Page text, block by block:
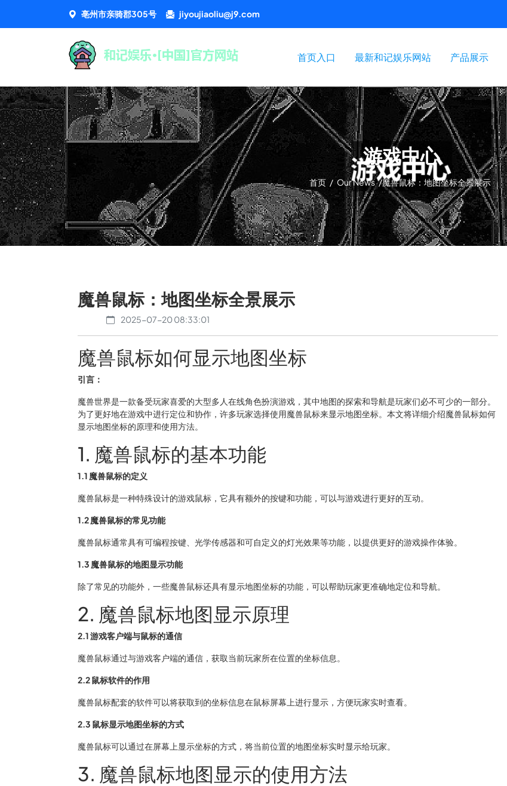
亳州市亲骑郡305号 jiyoujiaoliu@j9.com
首页入口 最新和记娱乐网站 产品展示
游戏中心
首页 / Our News /魔兽鼠标：地图坐标全景展示
魔兽鼠标：地图坐标全景展示
2025-07-20 08:33:01
魔兽鼠标如何显示地图坐标
引言：
魔兽世界是一款备受玩家喜爱的大型多人在线角色扮演游戏，其中地图的探索和导航是玩家们必不可少的一部分。
为了更好地在游戏中进行定位和协作，许多玩家选择使用魔兽鼠标来显示地图坐标。本文将详细介绍魔兽鼠标如何
显示地图坐标的原理和使用方法。
1. 魔兽鼠标的基本功能
1.1 魔兽鼠标的定义
魔兽鼠标是一种特殊设计的游戏鼠标，它具有额外的按键和功能，可以与游戏进行更好的互动。
1.2 魔兽鼠标的常见功能
魔兽鼠标通常具有可编程按键、光学传感器和可自定义的灯光效果等功能，以提供更好的游戏操作体验。
1.3 魔兽鼠标的地图显示功能
除了常见的功能外，一些魔兽鼠标还具有显示地图坐标的功能，可以帮助玩家更准确地定位和导航。
2. 魔兽鼠标地图显示原理
2.1 游戏客户端与鼠标的通信
魔兽鼠标通过与游戏客户端的通信，获取当前玩家所在位置的坐标信息。
2.2 鼠标软件的作用
魔兽鼠标配套的软件可以将获取到的坐标信息在鼠标屏幕上进行显示，方便玩家实时查看。
2.3 鼠标显示地图坐标的方式
魔兽鼠标可以通过在屏幕上显示坐标的方式，将当前位置的地图坐标实时显示给玩家。
3. 魔兽鼠标地图显示的使用方法